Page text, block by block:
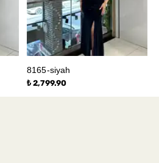
8165-siyah
₺ 2,799.90